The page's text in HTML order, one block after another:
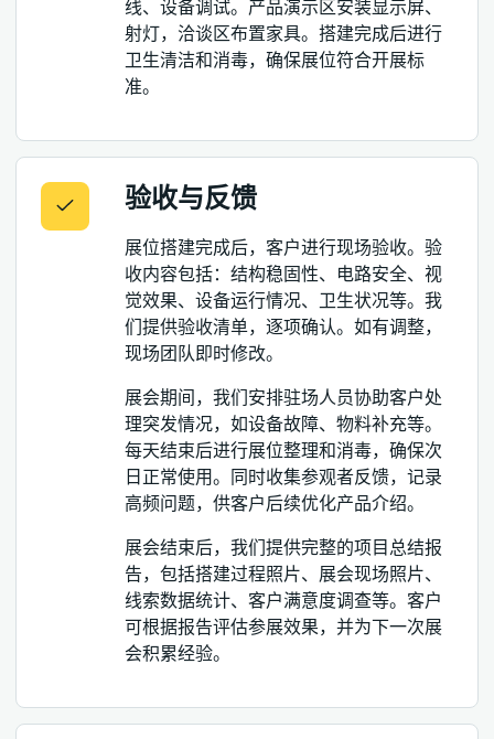
线、设备调试。产品演示区安装显示屏、
射灯，洽谈区布置家具。搭建完成后进行
卫生清洁和消毒，确保展位符合开展标
准。
验收与反馈
展位搭建完成后，客户进行现场验收。验
收内容包括：结构稳固性、电路安全、视
觉效果、设备运行情况、卫生状况等。我
们提供验收清单，逐项确认。如有调整，
现场团队即时修改。
展会期间，我们安排驻场人员协助客户处
理突发情况，如设备故障、物料补充等。
每天结束后进行展位整理和消毒，确保次
日正常使用。同时收集参观者反馈，记录
高频问题，供客户后续优化产品介绍。
展会结束后，我们提供完整的项目总结报
告，包括搭建过程照片、展会现场照片、
线索数据统计、客户满意度调查等。客户
可根据报告评估参展效果，并为下一次展
会积累经验。